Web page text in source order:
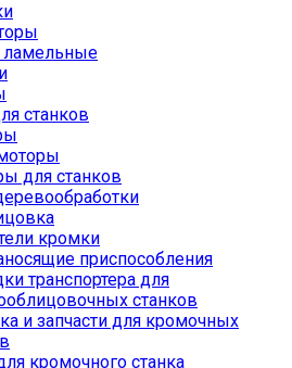
станков
для станков
кромки
приспособления
транспортера для
станков
и запчасти для кромочных
кромочного станка